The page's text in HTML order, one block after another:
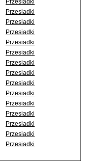
Przesiadki
Przesiadki
Przesiadki
Przesiadki
Przesiadki
Przesiadki
Przesiadki
Przesiadki
Przesiadki
Przesiadki
Przesiadki
Przesiadki
Przesiadki
Przesiadki
Przesiadki